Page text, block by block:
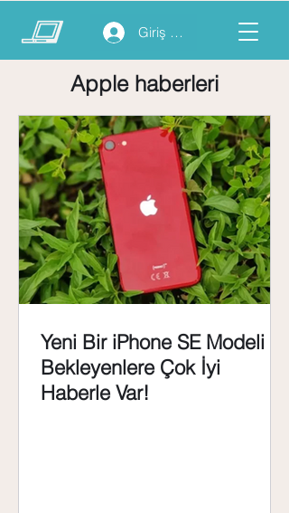
Giriş yap
Apple haberleri
Yeni Bir iPhone SE Modeli
Bekleyenlere Çok İyi
Haberle Var!